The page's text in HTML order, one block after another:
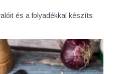
és a folyadékkal készíts